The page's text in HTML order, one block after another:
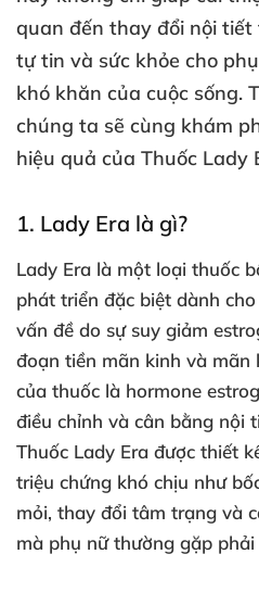
quan đến thay đổi nội
tự tin và sức khỏe cho
khó khăn của cuộc sống.
chúng ta sẽ cùng khám
hiệu quả của Thuốc Lady
1. Lady Era là gì?
Lady Era là một loại thuốc
phát triển đặc biệt dành
vấn đề do sự suy giảm
đoạn tiền mãn kinh và mãn
của thuốc là hormone
điều chỉnh và cân bằng nội
Thuốc Lady Era được thiết
triệu chứng khó chịu như
mỏi, thay đổi tâm trạng và
mà phụ nữ thường gặp